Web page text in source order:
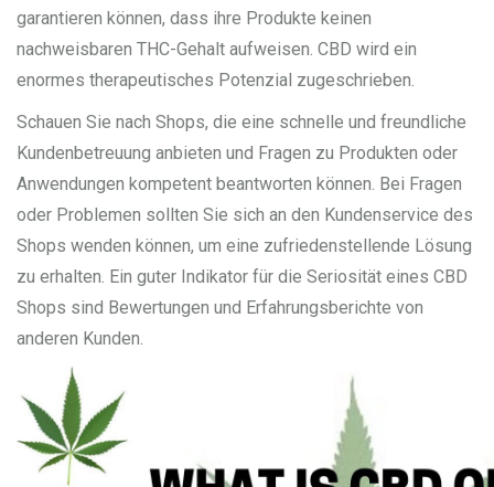
garantieren können, dass ihre Produkte keinen
nachweisbaren THC-Gehalt aufweisen. CBD wird ein
enormes therapeutisches Potenzial zugeschrieben.
Schauen Sie nach Shops, die eine schnelle und freundliche
Kundenbetreuung anbieten und Fragen zu Produkten oder
Anwendungen kompetent beantworten können. Bei Fragen
oder Problemen sollten Sie sich an den Kundenservice des
Shops wenden können, um eine zufriedenstellende Lösung
zu erhalten. Ein guter Indikator für die Seriosität eines CBD
Shops sind Bewertungen und Erfahrungsberichte von
anderen Kunden.